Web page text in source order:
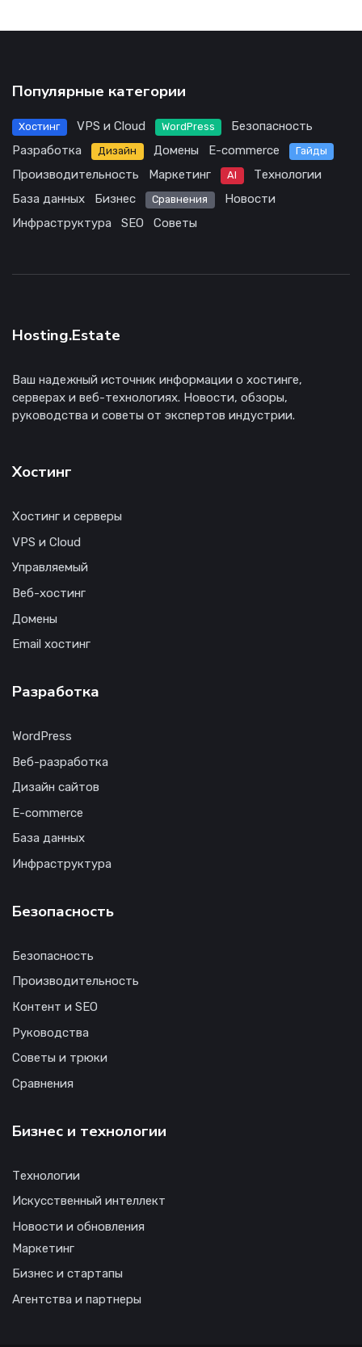
Популярные категории
Хостинг VPS и Cloud WordPress
Безопасность
Разработка
Дизайн Домены E-commerce Гайды
Производительность Маркетинг AI
Технологии
База данных
Бизнес Сравнения
Новости
Инфраструктура
SEO Советы
Hosting.Estate
Ваш надежный источник информации о хостинге,
серверах и веб-технологиях. Новости, обзоры,
руководства и советы от экспертов индустрии.
Хостинг
Хостинг и серверы
VPS и Cloud
Управляемый
Веб-хостинг
Домены
Email хостинг
Разработка
WordPress
Веб-разработка
Дизайн сайтов
E-commerce
База данных
Инфраструктура
Безопасность
Безопасность
Производительность
Контент и SEO
Руководства
Советы и трюки
Сравнения
Бизнес и технологии
Технологии
Искусственный интеллект
Новости и обновления
Маркетинг
Бизнес и стартапы
Агентства и партнеры